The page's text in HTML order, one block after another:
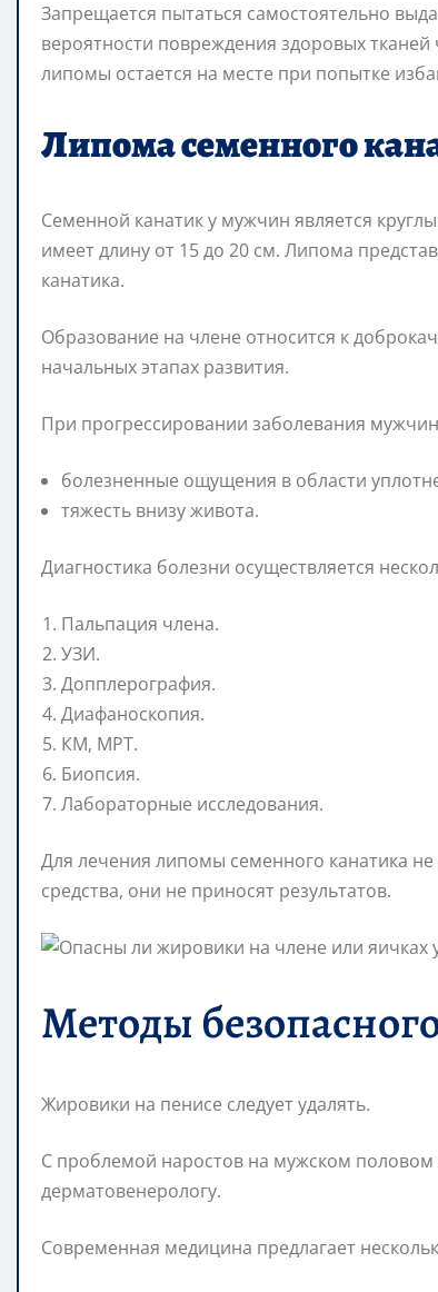
Запрещается пытаться самостоятельно
вероятности повреждения здоровых
липомы остается на месте при попытке
Липома семенного
Семенной канатик у мужчин является
имеет длину от 15 до 20 см. Липома
канатика.
Образование на члене относится к
начальных этапах развития.
При прогрессировании заболевания
болезненные ощущения в области
тяжесть внизу живота.
Диагностика болезни осуществляется
Пальпация члена.
УЗИ.
Допплерография.
Диафаноскопия.
КМ, МРТ.
Биопсия.
Лабораторные исследования.
Для лечения липомы семенного канатика
средства, они не приносят результатов.
Методы
Жировики на пенисе следует удалять.
С проблемой наростов на мужском половом
дерматовенерологу.
Современная медицина предлагает